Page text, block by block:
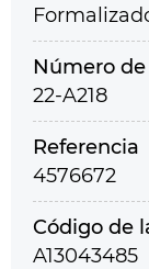
Número
22-A218
Referencia
4576672
Código de
A13043485